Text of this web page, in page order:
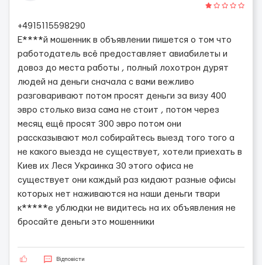
+4915115598290
Е****й мошенник в объявлении пишется о том что
работодатель всё предоставляет авиабилеты и
довоз до места работы , полный лохотрон дурят
людей на деньги сначала с вами вежливо
разговаривают потом просят деньги за визу 400
эвро столько виза сама не стоит , потом через
месяц ещё просят 300 эвро потом они
рассказывают мол собирайтесь выезд того того а
не какого выезда не существует, хотели приехать в
Киев их Леся Украинка 30 этого офиса не
существует они каждый раз кидают разные офисы
которых нет наживаются на наши деньги твари
к*****е ублюдки не видитесь на их объявления не
бросайте деньги это мошенники
Відповісти